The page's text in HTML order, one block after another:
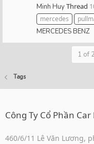
Minh HuyThread
mercedes
MERCEDES BENZ
1 of
Tags
Công Ty Cổ Phần Car
460/6/11 Lê Văn Lương,